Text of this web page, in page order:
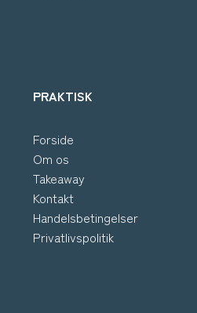
PRAKTISK
Forside
Om os
Takeaway
Kontakt
Handelsbetingelser
Privatlivspolitik